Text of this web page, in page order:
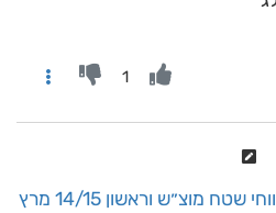
1
דיווחי שטח מוצ״ש וראשון 14/15 מרץ